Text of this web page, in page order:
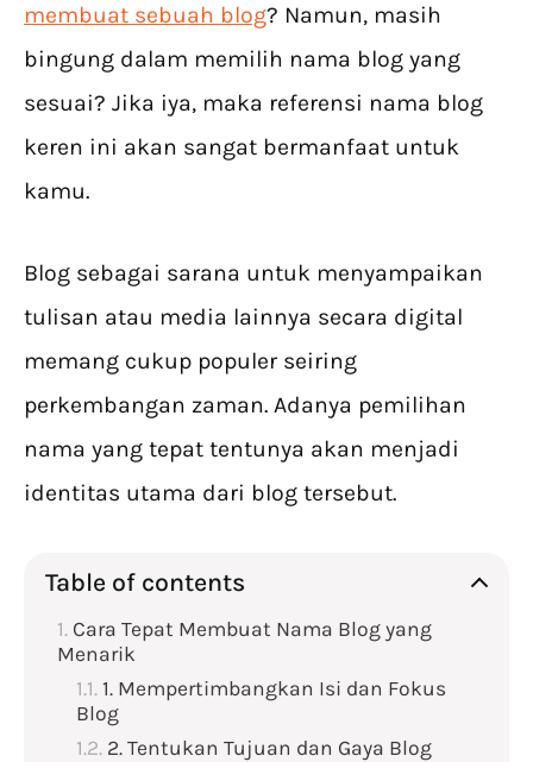
membuat sebuah blog? Namun, masih
bingung dalam memilih nama blog yang
sesuai? Jika iya, maka referensi nama blog
keren ini akan sangat bermanfaat untuk
kamu.
Blog sebagai sarana untuk menyampaikan
tulisan atau media lainnya secara digital
memang cukup populer seiring
perkembangan zaman. Adanya pemilihan
nama yang tepat tentunya akan menjadi
identitas utama dari blog tersebut.
Table of contents
Cara Tepat Membuat Nama Blog yang
Menarik
1. Mempertimbangkan Isi dan Fokus
Blog
2. Tentukan Tujuan dan Gaya Blog